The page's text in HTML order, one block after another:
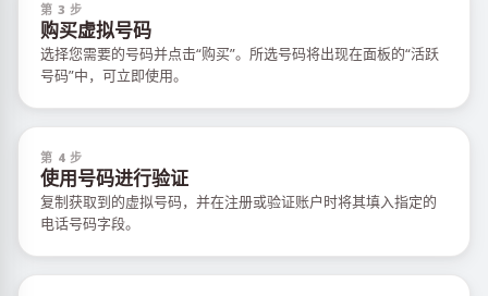
第 3 步
购买虚拟号码
选择您需要的号码并点击“购买”。所选号码将出现在面板的“活跃
号码”中，可立即使用。
第 4 步
使用号码进行验证
复制获取到的虚拟号码，并在注册或验证账户时将其填入指定的
电话号码字段。